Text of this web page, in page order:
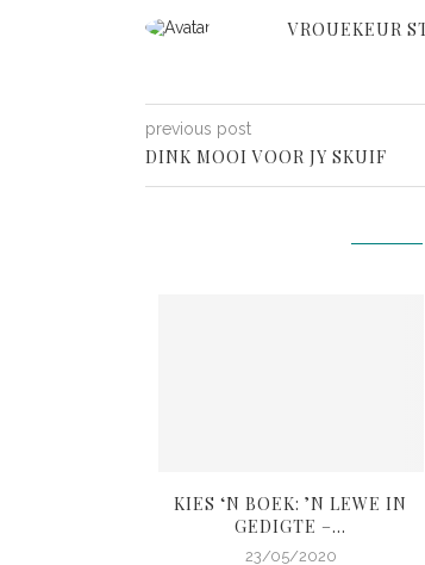
VROUEKEUR
previous post
DINK MOOI VOOR JY SKUIF
KIES ‘N BOEK: ’N LEWE IN
GEDIGTE –...
23/05/2020